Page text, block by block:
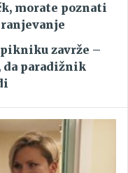
morate poznati
zavrže –
paradižnik